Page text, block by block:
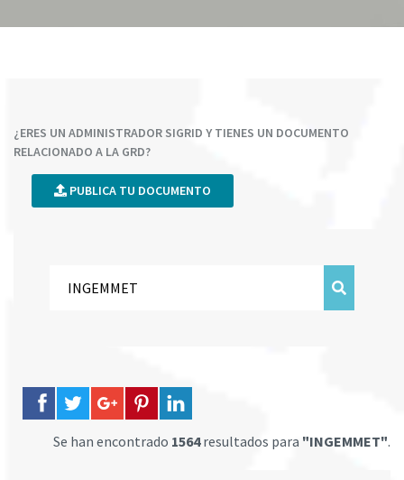
¿ERES UN ADMINISTRADOR SIGRID Y TIENES UN DOCUMENTO
RELACIONADO A LA GRD?
PUBLICA TU DOCUMENTO
Se han encontrado 1564resultados para "INGEMMET".